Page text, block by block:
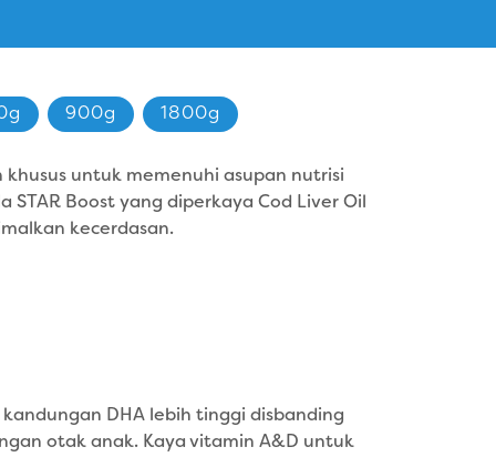
900g 1800g
untuk memenuhi asupan nutrisi
Boost yang diperkaya Cod Liver Oil
kecerdasan.
DHA lebih tinggi disbanding
otak anak. Kaya vitamin A&D untuk